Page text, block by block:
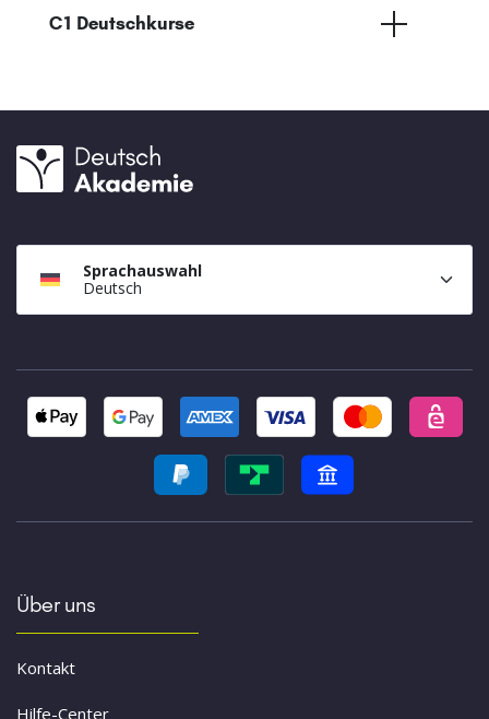
C1 Deutschkurse
Sprachauswahl
Deutsch
Über uns
Kontakt
Hilfe-Center